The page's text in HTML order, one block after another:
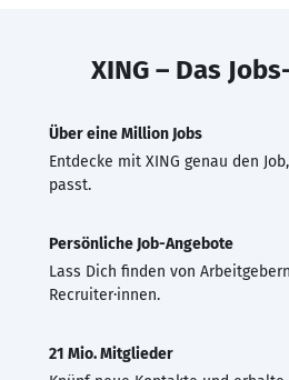
XING – Das
Über eine Million Jobs
Entdecke mit XING genau den
passt.
Persönliche Job-Angebote
Lass Dich finden von
Recruiter·innen.
21 Mio. Mitglieder